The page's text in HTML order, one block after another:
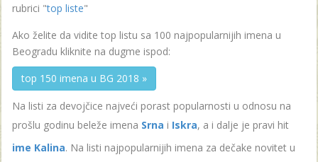
rubrici "top liste"
Ako želite da vidite top listu sa 100 najpopularnijih imena u
Beogradu kliknite na dugme ispod:
top 150 imena u BG 2018 »
Na listi za devojčice najveći porast popularnosti u odnosu na
prošlu godinu beleže imena Srna i Iskra, a i dalje je pravi hit
ime Kalina. Na listi najpopularnijih imena za dečake novitet u